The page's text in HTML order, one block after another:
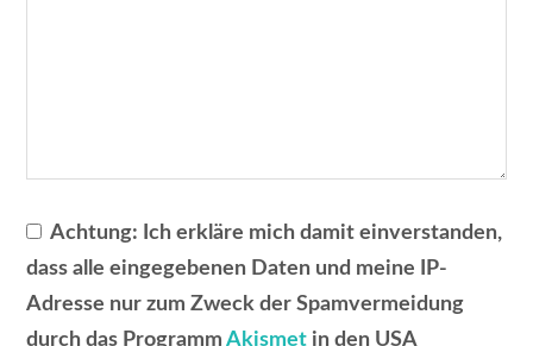
Achtung: Ich erkläre mich damit einverstanden,
dass alle eingegebenen Daten und meine IP-
Adresse nur zum Zweck der Spamvermeidung
durch das ProgrammAkismet in den USA